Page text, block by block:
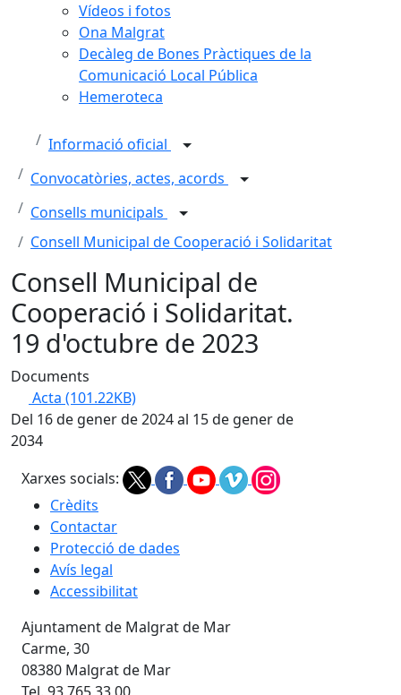
Vídeos i fotos
Ona Malgrat
Decàleg de Bones Pràctiques de la
Comunicació Local Pública
Hemeroteca
Informació oficial
Convocatòries, actes, acords
Consells municipals
Consell Municipal de Cooperació i Solidaritat
Consell Municipal de
Cooperació i Solidaritat.
19 d'octubre de 2023
Documents
Acta (101.22KB)
Del 16 de gener de 2024 al 15 de gener de
2034
Xarxes socials:
Crèdits
Contactar
Protecció de dades
Avís legal
Accessibilitat
Ajuntament de Malgrat de Mar
Carme, 30
08380 Malgrat de Mar